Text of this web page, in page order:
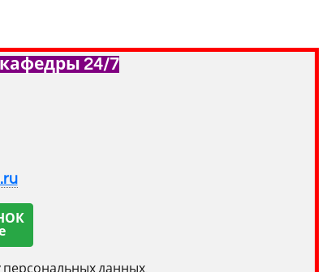
24/7
персональных данных.